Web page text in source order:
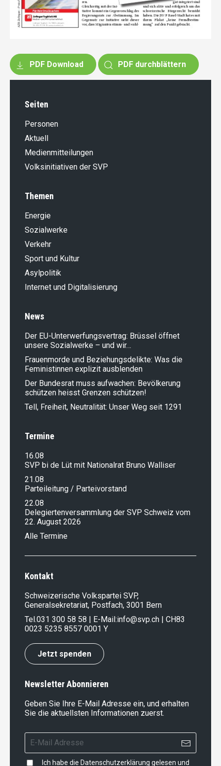
PDF Download PDF durchblättern
Seiten
Personen
Aktuell
Medienmitteilungen
Volksinitiativen der SVP
Themen
Energie
Sozialwerke
Verkehr
Sport und Kultur
Asylpolitik
Internet und Digitalisierung
News
Der EU-Unterwerfungsvertrag: Brüssel öffnet
unsere Sozialwerke – und wir…
Frauenmorde und Beziehungsdelikte: Was die
Feministinnen explizit ausblenden
Der Bundesrat muss aufwachen: Bevölkerung
schützen heisst Grenzen schützen!
Tell, Freiheit, Neutralität: Unser Weg seit 1291
Termine
16.08
SVP bi de Lüt mit Nationalrat Bruno Walliser
21.08
Parteileitung / Parteivorstand
22.08
Delegiertenversammlung der SVP Schweiz vom
22. August 2026
Alle Termine
Kontakt
Schweizerische Volkspartei SVP,
Generalsekretariat, Postfach, 3001 Bern
Tel.031 300 58 58 | E-Mail:info@svp.ch | CH83
0023 5235 8557 0001 Y
Jetzt spenden
Newsletter Abonnieren
Geben Sie Ihre E-Mail Adresse ein, und erhalten
Sie die aktuellsten Informationen zuerst.
Ich habe die Datenschutzerklärung gelesen und